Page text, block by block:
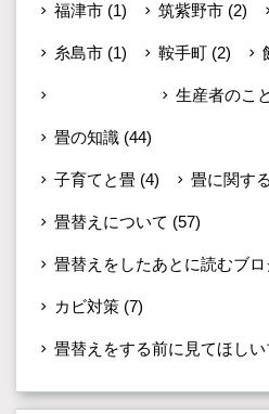
福津市 (1) 筑紫野市 (2)
糸島市 (1) 鞍手町 (2)
生産者のこと
畳の知識 (44)
子育てと畳 (4) 畳に関す
畳替えについて (57)
畳替えをしたあとに読むブロ
カビ対策 (7)
畳替えをする前に見てほし